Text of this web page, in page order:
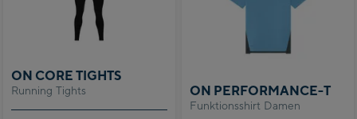
Running Tights
ON CORE TIGHTS
Funktionsshirt Damen
ON PERFORMANCE-T